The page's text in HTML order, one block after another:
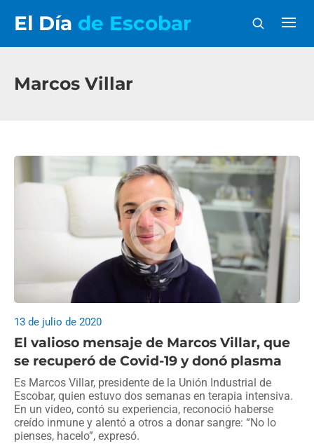
El Día de Escobar
Marcos Villar
El valioso mensaje de Marcos Villar, que
se recuperó de Covid-19 y donó plasma
13 de julio de 2020
Es Marcos Villar, presidente de la Unión Industrial de
Escobar, quien estuvo dos semanas en terapia intensiva.
En un video, contó su experiencia, reconoció haberse
creído inmune y alentó a otros a donar sangre: “No lo
pienses, hacelo”, expresó.